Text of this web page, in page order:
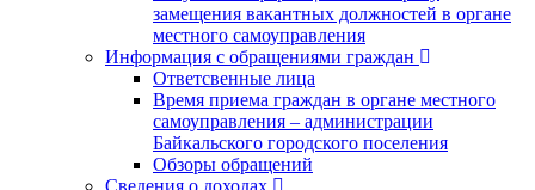
замещения вакантных должностей в органе
местного самоуправления
Информация с обращениями граждан
Ответсвенные лица
Время приема граждан в органе местного
самоуправления – администрации
Байкальского городского поселения
Обзоры обращений
Сведения о доходах